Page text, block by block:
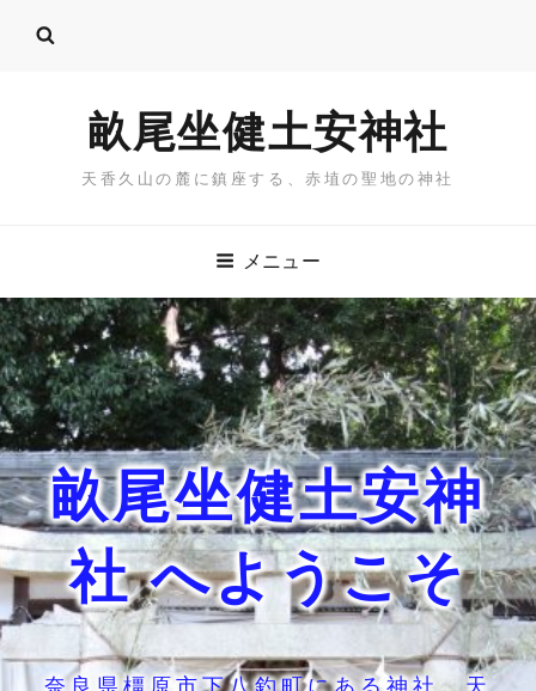
畝尾坐健土安神社
天香久山の麓に鎮座する、赤埴の聖地の神社
メニュー
畝尾坐健土安神
社 へようこそ
奈良県橿原市下八釣町にある神社。天